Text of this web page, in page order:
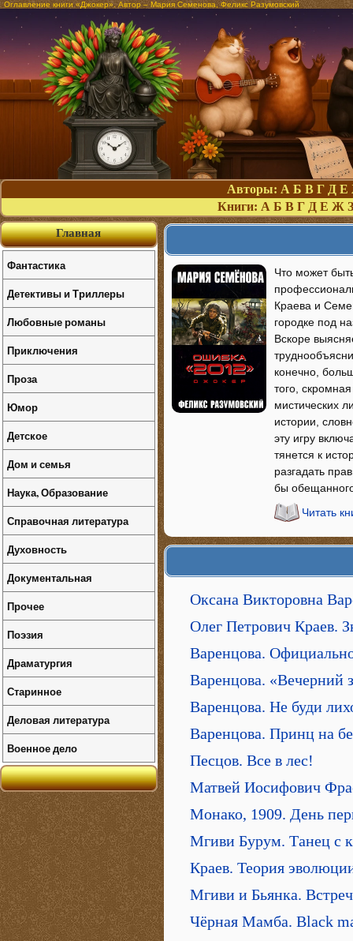
Оглавление книги «Джокер». Автор – Мария Семенова, Феликс Разумовский
Авторы: А Б В Г Д Е
Книги: А Б В Г Д Е Ж З
Что может
Краева и
городке под
Вскоре
конечно,
того,
мистических
истории,
эту игру
тянется к
разгадать
бы
Читать
Оксана Викторовна
Олег Петрович Краев.
Варенцова.
Варенцова. «Вечерний
Варенцова. Не буди
Варенцова. Принц на
Песцов. Все в лес!
Матвей Иосифович
Монако, 1909. День
Мгиви Бурум. Танец с
Краев. Теория
Мгиви и Бьянка.
Чёрная Мамба. Black
Главная
Фантастика
Детективы и Триллеры
Любовные романы
Приключения
Проза
Юмор
Детское
Дом и семья
Наука, Образование
Справочная литература
Духовность
Документальная
Прочее
Поэзия
Драматургия
Старинное
Деловая литература
Военное дело